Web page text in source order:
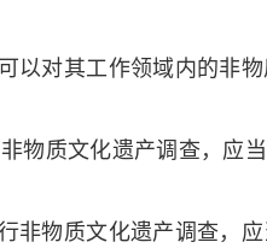
对其工作领域内的非物
质文化遗产调查，应
物质文化遗产调查，应